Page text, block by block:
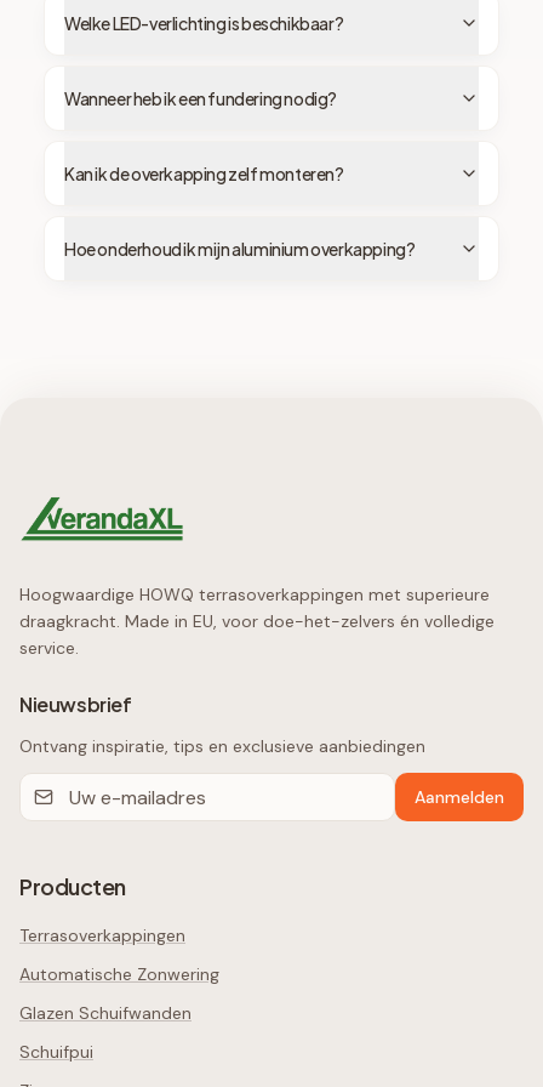
Welke LED-verlichting is beschikbaar?
Wanneer heb ik een fundering nodig?
Kan ik de overkapping zelf monteren?
Hoe onderhoud ik mijn aluminium overkapping?
Hoogwaardige HOWQ terrasoverkappingen met superieure
draagkracht. Made in EU, voor doe-het-zelvers én volledige
service.
Nieuwsbrief
Ontvang inspiratie, tips en exclusieve aanbiedingen
Aanmelden
Producten
Terrasoverkappingen
Automatische Zonwering
Glazen Schuifwanden
Schuifpui